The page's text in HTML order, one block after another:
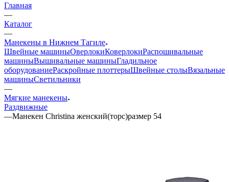
Главная
—
Каталог
—
Манекены в Нижнем Тагиле
Швейные машиныОверлокиКоверлокиРаспошивальные
машиныВышивальные машиныГладильное
оборудованиеРаскройные плоттерыШвейные столыВязальные
машиныСветильники
—
Мягкие манекены
Раздвижные
—Манекен Christina женский(торс)размер 54